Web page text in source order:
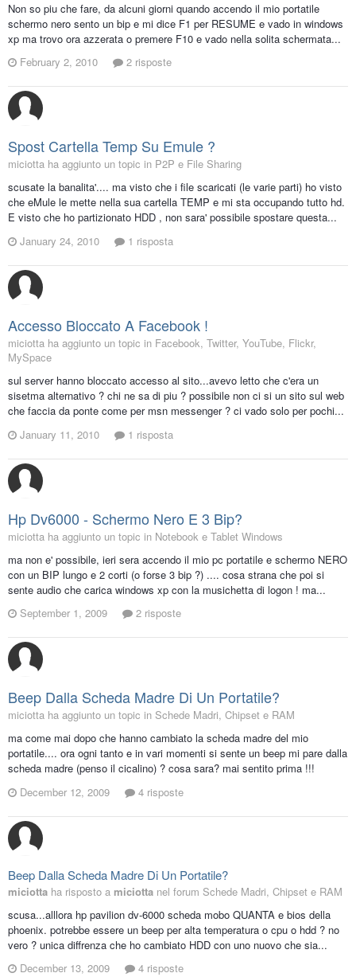
Non so piu che fare, da alcuni giorni quando accendo il mio portatile
schermo nero sento un bip e mi dice F1 per RESUME e vado in windows
xp ma trovo ora azzerata o premere F10 e vado nella solita schermata...
February 2, 2010
2 risposte
Spost Cartella Temp Su Emule ?
miciotta ha aggiunto un topic in P2P e File Sharing
scusate la banalita'.... ma visto che i file scaricati (le varie parti) ho visto
che eMule le mette nella sua cartella TEMP e mi sta occupando tutto hd.
E visto che ho partizionato HDD , non sara' possibile spostare questa...
January 24, 2010
1 risposta
Accesso Bloccato A Facebook !
miciotta ha aggiunto un topic in Facebook, Twitter, YouTube, Flickr,
MySpace
sul server hanno bloccato accesso al sito...avevo letto che c'era un
sisetma alternativo ? chi ne sa di piu ? possibile non ci si un sito sul web
che faccia da ponte come per msn messenger ? ci vado solo per pochi...
January 11, 2010
1 risposta
Hp Dv6000 - Schermo Nero E 3 Bip?
miciotta ha aggiunto un topic in Notebook e Tablet Windows
ma non e' possibile, ieri sera accendo il mio pc portatile e schermo NERO
con un BIP lungo e 2 corti (o forse 3 bip ?) .... cosa strana che poi si
sente audio che carica windows xp con la musichetta di logon ! ma...
September 1, 2009
2 risposte
Beep Dalla Scheda Madre Di Un Portatile?
miciotta ha aggiunto un topic in Schede Madri, Chipset e RAM
ma come mai dopo che hanno cambiato la scheda madre del mio
portatile.... ora ogni tanto e in vari momenti si sente un beep mi pare dalla
scheda madre (penso il cicalino) ? cosa sara? mai sentito prima !!!
December 12, 2009
4 risposte
Beep Dalla Scheda Madre Di Un Portatile?
miciotta ha risposto a miciotta nel forum Schede Madri, Chipset e RAM
scusa...alllora hp pavilion dv-6000 scheda mobo QUANTA e bios della
phoenix. potrebbe essere un beep per alta temperatura o cpu o hdd ? no
vero ? unica diffrenza che ho cambiato HDD con uno nuovo che sia...
December 13, 2009
4 risposte